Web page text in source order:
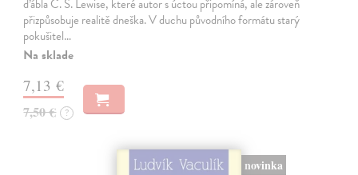
ďábla C. S. Lewise, které autor s úctou připomíná, ale zároveň
přizpůsobuje realitě dneška. V duchu původního formátu starý
pokušitel…
Na sklade
7,13 €
7,50 € ?
novinka